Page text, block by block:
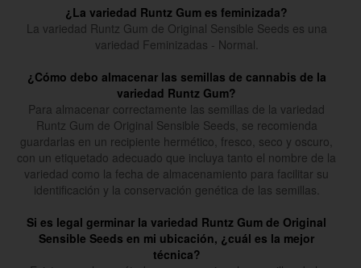
¿La variedad Runtz Gum es feminizada?
La variedad Runtz Gum de Original Sensible Seeds es una
variedad Feminizadas - Normal.
¿Cómo debo almacenar las semillas de cannabis de la
variedad Runtz Gum?
Para almacenar correctamente las semillas de la variedad
Runtz Gum de Original Sensible Seeds, se recomienda
guardarlas en un recipiente hermético, fresco, seco y oscuro,
con un etiquetado adecuado que incluya tanto el nombre de la
variedad como la fecha de almacenamiento para facilitar su
identificación y la conservación genética de las semillas.
Si es legal germinar la variedad Runtz Gum de Original
Sensible Seeds en mi ubicación, ¿cuál es la mejor
técnica?